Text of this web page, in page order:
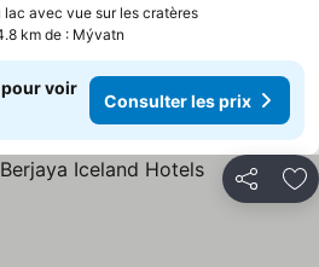
lac avec vue sur les cratères
km de : Mývatn
pour voir
Consulter les prix
Partager